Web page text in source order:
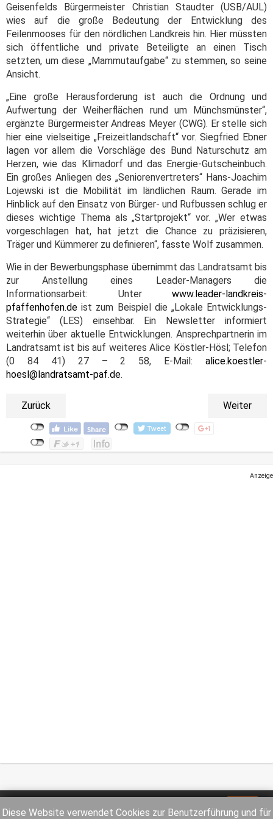
Diese Website verwendet Cookies zur Benutzerführung und für
Geisenfelds Bürgermeister Christian Staudter (USB/AUL)
wies auf die große Bedeutung der Entwicklung des
Feilenmooses für den nördlichen Landkreis hin. Hier müssten
sich öffentliche und private Beteiligte an einen Tisch
setzten, um diese „Mammutaufgabe“ zu stemmen, so seine
Ansicht.
„Eine große Herausforderung ist auch die Ordnung und
Aufwertung der Weiherflächen rund um Münchsmünster“,
ergänzte Bürgermeister Andreas Meyer (CWG). Er stelle sich
hier eine vielseitige „Freizeitlandschaft“ vor. Siegfried Ebner
lagen vor allem die Vorschläge des Bund Naturschutz am
Herzen, wie das Klimadorf und das Energie-Gutscheinbuch.
Ein großes Anliegen des „Seniorenvertreters“ Hans-Joachim
Lojewski ist die Mobilität im ländlichen Raum. Gerade im
Hinblick auf den Einsatz von Bürger- und Rufbussen schlug er
dieses wichtige Thema als „Startprojekt“ vor. „Wer etwas
vorgeschlagen hat, hat jetzt die Chance zu präzisieren,
Träger und Kümmerer zu definieren“, fasste Wolf zusammen.
Wie in der Bewerbungsphase übernimmt das Landratsamt bis
zur Anstellung eines Leader-Managers die
Informationsarbeit: Unter www.leader-landkreis-
pfaffenhofen.de ist zum Beispiel die „Lokale Entwicklungs-
Strategie“ (LES) einsehbar. Ein Newsletter informiert
weiterhin über aktuelle Entwicklungen. Ansprechpartnerin im
Landratsamt ist bis auf weiteres Alice Köstler-Hösl; Telefon
(0 84 41) 27 – 2 58, E-Mail: alice.koestler-
hoesl@landratsamt-paf.de.
Zurück Weiter
Anzeige